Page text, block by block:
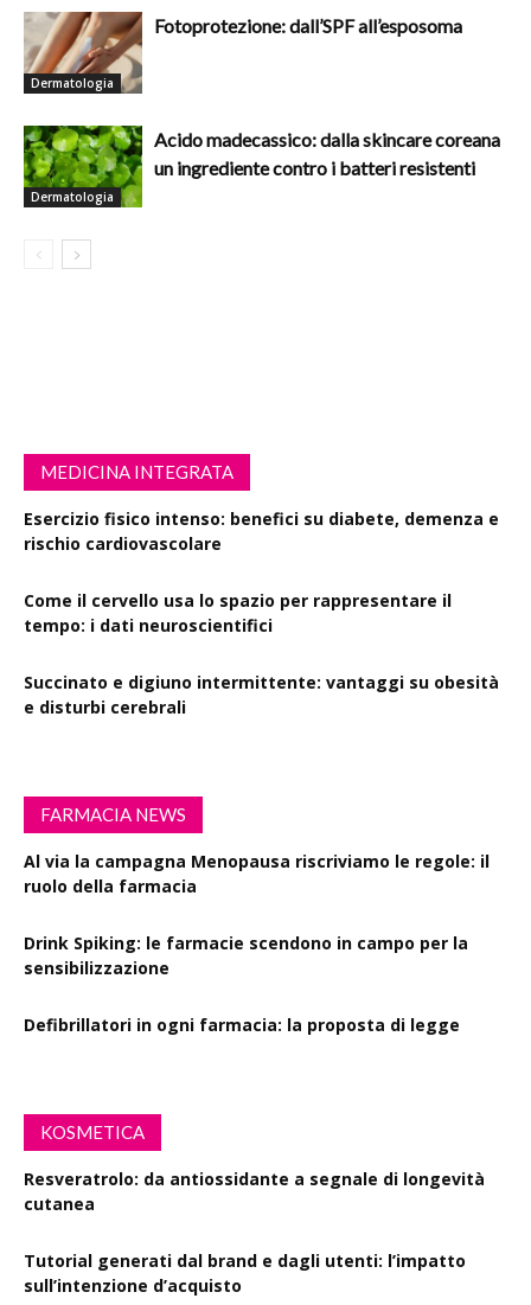
Dermatologia
Fotoprotezione: dall’SPF all’esposoma
Dermatologia
Acido madecassico: dalla skincare coreana
un ingrediente contro i batteri resistenti
MEDICINA INTEGRATA
Esercizio fisico intenso: benefici su diabete, demenza e
rischio cardiovascolare
Come il cervello usa lo spazio per rappresentare il
tempo: i dati neuroscientifici
Succinato e digiuno intermittente: vantaggi su obesità
e disturbi cerebrali
FARMACIA NEWS
Al via la campagna Menopausa riscriviamo le regole: il
ruolo della farmacia
Drink Spiking: le farmacie scendono in campo per la
sensibilizzazione
Defibrillatori in ogni farmacia: la proposta di legge
KOSMETICA
Resveratrolo: da antiossidante a segnale di longevità
cutanea
Tutorial generati dal brand e dagli utenti: l’impatto
sull’intenzione d’acquisto